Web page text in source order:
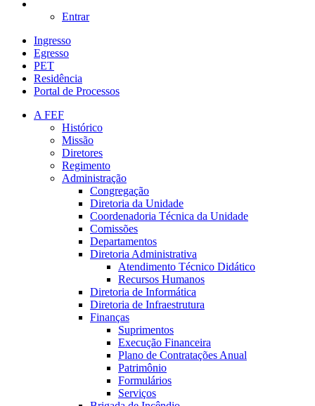
Entrar
Ingresso
Egresso
PET
Residência
Portal de Processos
A FEF
Histórico
Missão
Diretores
Regimento
Administração
Congregação
Diretoria da Unidade
Coordenadoria Técnica da Unidade
Comissões
Departamentos
Diretoria Administrativa
Atendimento Técnico Didático
Recursos Humanos
Diretoria de Informática
Diretoria de Infraestrutura
Finanças
Suprimentos
Execução Financeira
Plano de Contratações Anual
Patrimônio
Formulários
Serviços